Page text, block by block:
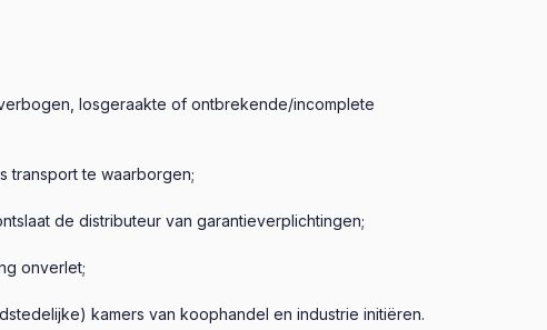
losgeraakte of ontbrekende/incomplete
transport te waarborgen;
de distributeur van garantieverplichtingen;
onverlet;
kamers van koophandel en industrie initiëren.